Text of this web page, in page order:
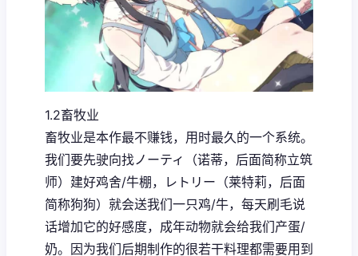
1.2畜牧业
畜牧业是本作最不赚钱，用时最久的一个系统。
我们要先驶向找ノーティ（诺蒂，后面简称立筑
师）建好鸡舍/牛棚，レトリー（莱特莉，后面
简称狗狗）就会送我们一只鸡/牛，每天刷毛说
话增加它的好感度，成年动物就会给我们产蛋/
奶。因为我们后期制作的很若干料理都需要用到